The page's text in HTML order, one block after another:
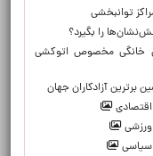
توانبخشی
را بگیرد؟
خانگی مخصوص اتوکشی
برترین آزادکاران جهان
ورزشی
سیاسی